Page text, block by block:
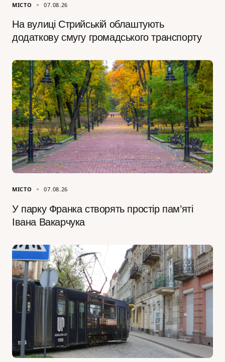
МІСТО 07.08.26
На вулиці Стрийській облаштують
додаткову смугу громадського транспорту
МІСТО 07.08.26
У парку Франка створять простір пам’яті
Івана Вакарчука